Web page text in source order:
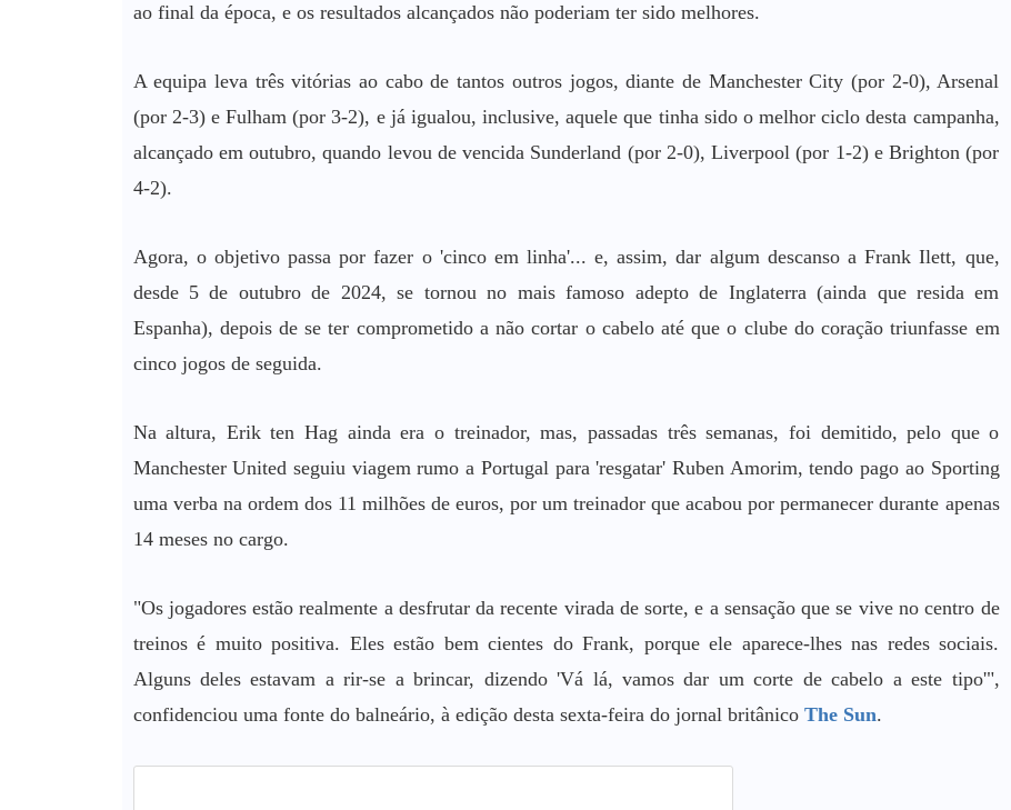
ao final da época, e os resultados alcançados não poderiam ter sido melhores.
A equipa leva três vitórias ao cabo de tantos outros jogos, diante de Manchester City (por 2-0), Arsenal
(por 2-3) e Fulham (por 3-2), e já igualou, inclusive, aquele que tinha sido o melhor ciclo desta campanha,
alcançado em outubro, quando levou de vencida Sunderland (por 2-0), Liverpool (por 1-2) e Brighton (por
4-2).
Agora, o objetivo passa por fazer o 'cinco em linha'... e, assim, dar algum descanso a Frank Ilett, que,
desde 5 de outubro de 2024, se tornou no mais famoso adepto de Inglaterra (ainda que resida em
Espanha), depois de se ter comprometido a não cortar o cabelo até que o clube do coração triunfasse em
cinco jogos de seguida.
Na altura, Erik ten Hag ainda era o treinador, mas, passadas três semanas, foi demitido, pelo que o
Manchester United seguiu viagem rumo a Portugal para 'resgatar' Ruben Amorim, tendo pago ao Sporting
uma verba na ordem dos 11 milhões de euros, por um treinador que acabou por permanecer durante apenas
14 meses no cargo.
"Os jogadores estão realmente a desfrutar da recente virada de sorte, e a sensação que se vive no centro de
treinos é muito positiva. Eles estão bem cientes do Frank, porque ele aparece-lhes nas redes sociais.
Alguns deles estavam a rir-se a brincar, dizendo 'Vá lá, vamos dar um corte de cabelo a este tipo'",
confidenciou uma fonte do balneário, à edição desta sexta-feira do jornal britânico The Sun.